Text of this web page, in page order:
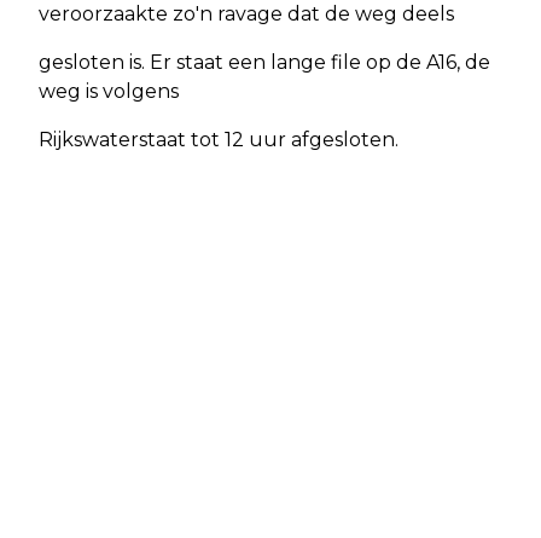
veroorzaakte zo'n ravage dat de weg deels
gesloten is. Er staat een lange file op de A16, de
weg is volgens
Rijkswaterstaat tot 12 uur afgesloten.